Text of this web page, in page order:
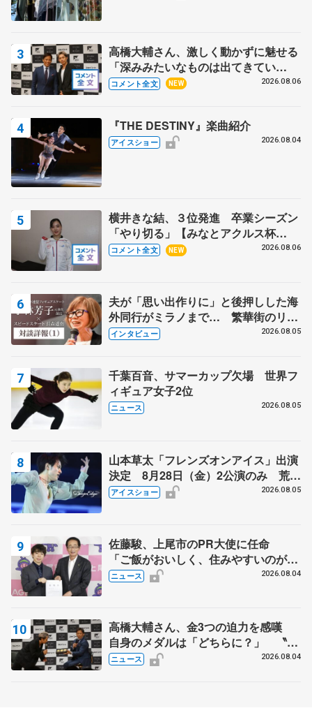
高橋大輔さん、激しく動かずに魅せる
「深みみたいなものは出てきてい
る？」 〝兄さん〟と慕うレジェンド
コメント全文 NEW 2026.08.06
『THE DESTINY』楽曲紹介
アイスショー 2026.08.04
横井きな結、３位発進 卒業シーズン
「やり切る」【みなとアクルス杯
SP】
コメント全文 NEW 2026.08.06
夫が「思い出作りに」と後押しした海
外同行がミラノまで… 繁華街のリン
クでは不良のお兄さんも味方に 小林
インタビュー 2026.08.05
千葉百音、サマーカップ欠場 世界フ
ィギュア女子2位
ニュース 2026.08.05
山本草太「フレンズオンアイス」出演
決定 8月28日（金）2公演のみ 荒川
静香さんプロデュース、20周年のアイ
アイスショー 2026.08.05
佐藤駿、上尾市のPR大使に任命
「ご飯がおいしく、住みやすいのが魅
力」
ニュース 2026.08.04
高橋大輔さん、金3つの迫力を感嘆
自身のメダルは「どちらに？」 〝リ
ス兄弟〟オリンピック3連覇の野村忠
ニュース 2026.08.04